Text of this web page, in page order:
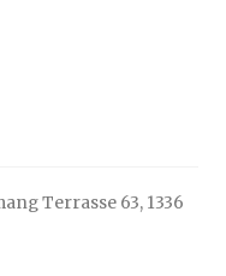
Terrasse 63, 1336